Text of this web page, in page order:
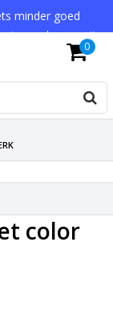
minder goed
onderweg zijn.
€75,-)
!
0
color